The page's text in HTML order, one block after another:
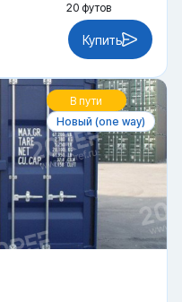
20 футов
Купить
В пути
Новый (one way)